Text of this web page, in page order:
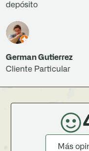
Gutierrez
Particular
Más